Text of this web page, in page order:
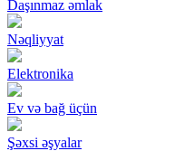
Daşınmaz əmlak
Nəqliyyat
Elektronika
Ev və bağ üçün
Şəxsi əşyalar